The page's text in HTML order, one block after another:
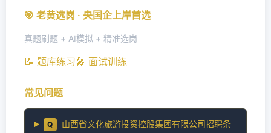
🎯 老黄选岗 · 央国企上岸首选
真题刷题 + AI模拟 + 精准选岗
📝 题库练习🎤 面试训练
常见问题
Q
山西省文化旅游投资控股集团有限公司招聘条